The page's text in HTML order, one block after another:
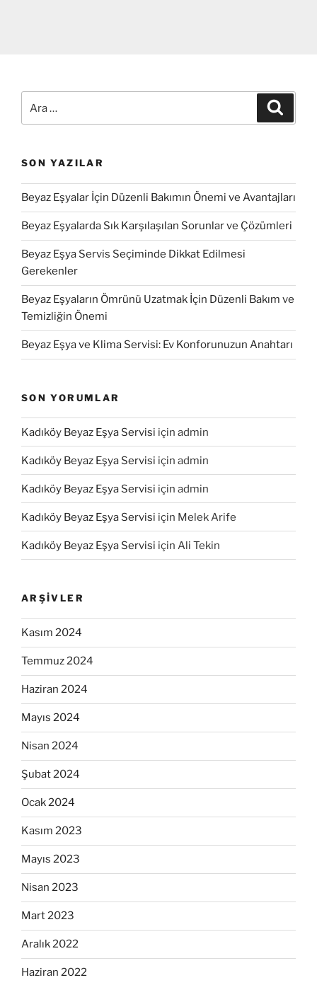
SON YAZILAR
Beyaz Eşyalar İçin Düzenli Bakımın Önemi ve Avantajları
Beyaz Eşyalarda Sık Karşılaşılan Sorunlar ve Çözümleri
Beyaz Eşya Servis Seçiminde Dikkat Edilmesi
Gerekenler
Beyaz Eşyaların Ömrünü Uzatmak İçin Düzenli Bakım ve
Temizliğin Önemi
Beyaz Eşya ve Klima Servisi: Ev Konforunuzun Anahtarı
SON YORUMLAR
Kadıköy Beyaz Eşya Servisi için admin
Kadıköy Beyaz Eşya Servisi için admin
Kadıköy Beyaz Eşya Servisi için admin
Kadıköy Beyaz Eşya Servisi için Melek Arife
Kadıköy Beyaz Eşya Servisi için Ali Tekin
ARŞIVLER
Kasım 2024
Temmuz 2024
Haziran 2024
Mayıs 2024
Nisan 2024
Şubat 2024
Ocak 2024
Kasım 2023
Mayıs 2023
Nisan 2023
Mart 2023
Aralık 2022
Haziran 2022